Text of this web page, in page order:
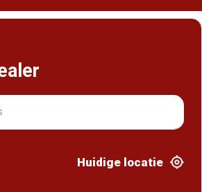
Huidige locatie